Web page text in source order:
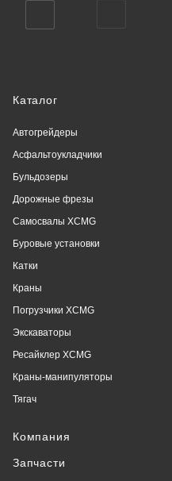
Каталог
Автогрейдеры
Асфальтоукладчики
Бульдозеры
Дорожные фрезы
Самосвалы XCMG
Буровые установки
Катки
Краны
Погрузчики XCMG
Экскаваторы
Ресайклер XCMG
Краны-манипуляторы
Тягач
Компания
Запчасти